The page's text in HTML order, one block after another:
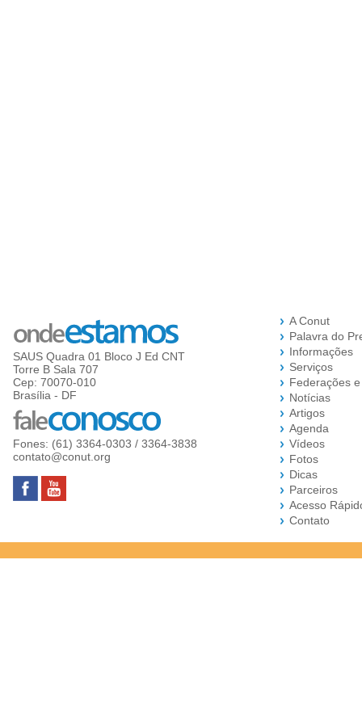
SAUS Quadra 01 Bloco J Ed CNT
Torre B Sala 707
Cep: 70070-010
Brasília - DF
Fones: (61) 3364-0303 / 3364-3838
contato@conut.org
A Conut
Palavra do
Informações
Serviços
Federações
Notícias
Artigos
Agenda
Vídeos
Fotos
Dicas
Parceiros
Acesso
Contato